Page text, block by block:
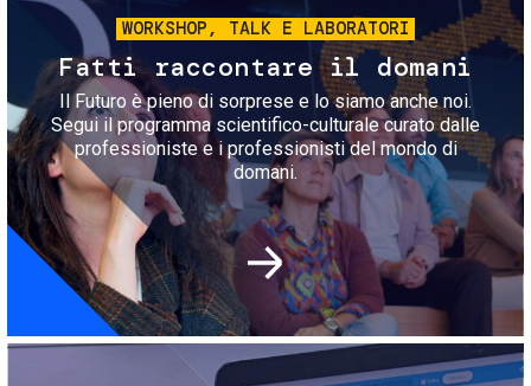
WORKSHOP, TALK E LABORATORI
Fatti raccontare il domani
Il Futuro è pieno di sorprese e lo siamo anche noi.
Segui il programma scientifico-culturale curato dalle
professioniste e i professionisti del mondo di
domani.
Immagine